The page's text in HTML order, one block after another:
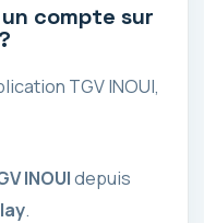
compte sur
TGV INOUI,
INOUIdepuis
.